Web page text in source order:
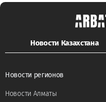
Новости Казахстана
Новости регионов
Новости Алматы